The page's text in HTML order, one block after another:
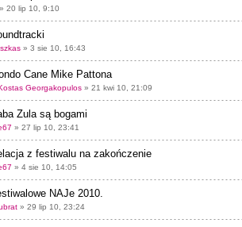
» 20 lip 10, 9:10
» 3 sie 10, 16:43
Cane Mike Pattona
Georgakopulos » 21 kwi 10, 21:09
Zula są bogami
» 27 lip 10, 23:41
z festiwalu na zakończenie
» 4 sie 10, 14:05
NAJe 2010.
» 29 lip 10, 23:24